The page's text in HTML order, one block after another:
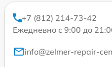
+7 (812) 214-73-42
Ежедневно с 9:00 до
info@zelmer-repair-